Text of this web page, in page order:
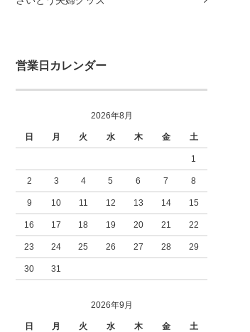
営業日カレンダー
2026年8月
日 月 火 水 木 金 土
1
2 3 4 5 6 7 8
9 10 11 12 13 14 15
16 17 18 19 20 21 22
23 24 25 26 27 28 29
30 31
2026年9月
日 月 火 水 木 金 土